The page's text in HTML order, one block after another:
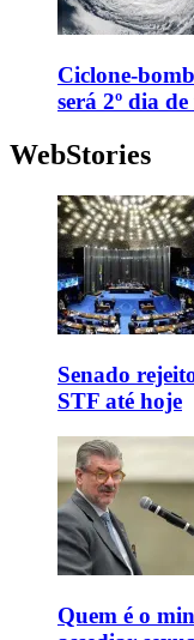
Ciclone-
será 2º dia
WebStories
Senado
STF até hoje
Quem é o